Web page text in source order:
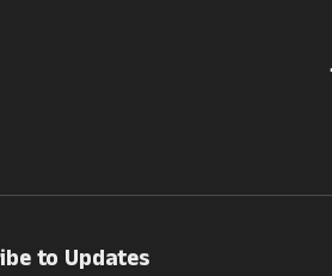
to Updates